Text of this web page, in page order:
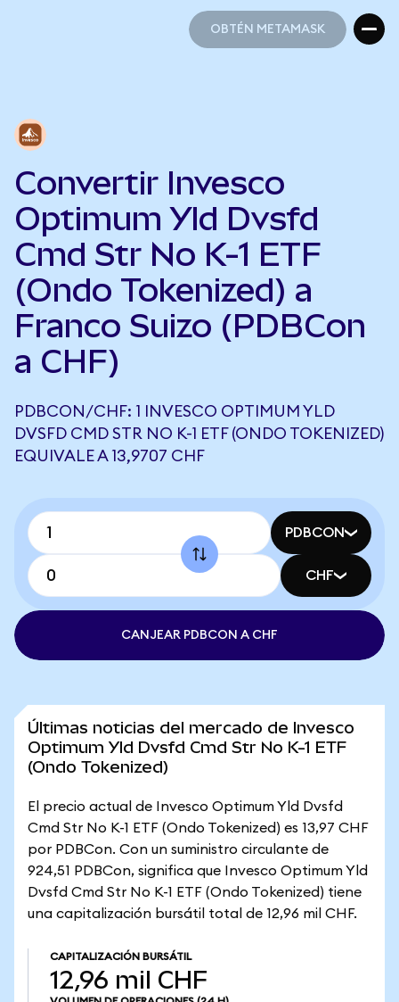
OBTÉN METAMASK
Convertir Invesco
Optimum Yld Dvsfd
Cmd Str No K-1 ETF
(Ondo Tokenized) a
Franco Suizo (PDBCon
a CHF)
PDBCON/CHF: 1 INVESCO OPTIMUM YLD
DVSFD CMD STR NO K-1 ETF (ONDO TOKENIZED)
EQUIVALE A 13,9707 CHF
PDBCON
CHF
CANJEAR PDBCON A CHF
Últimas noticias del mercado de Invesco
Optimum Yld Dvsfd Cmd Str No K-1 ETF
(Ondo Tokenized)
El precio actual de Invesco Optimum Yld Dvsfd
Cmd Str No K-1 ETF (Ondo Tokenized) es 13,97 CHF
por PDBCon. Con un suministro circulante de
924,51 PDBCon, significa que Invesco Optimum Yld
Dvsfd Cmd Str No K-1 ETF (Ondo Tokenized) tiene
una capitalización bursátil total de 12,96 mil CHF.
CAPITALIZACIÓN BURSÁTIL
12,96 mil CHF